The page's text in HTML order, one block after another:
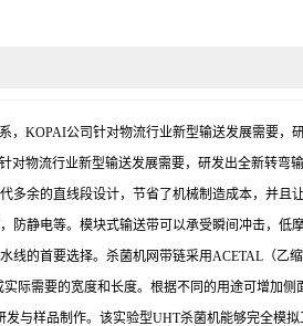
，KOPAI公司针对物流行业新型输送发展需要，
物流行业新型输送发展需要，研发出全新转弯
多余的直线段设计，节省了机械制造成本，并且
防静电等。模块式输送带可以承受瞬间冲击，低
线的首要选择。杀菌机网带链采用ACETAL（乙
际需要的宽度和长度。根据不同的用途可增加侧
与样品制作。该实验型UHT杀菌机能够完全模